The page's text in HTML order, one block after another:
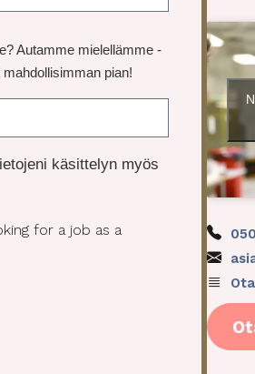
Autamme mielellämme -
pian!
käsittelyn myös
for a job as a